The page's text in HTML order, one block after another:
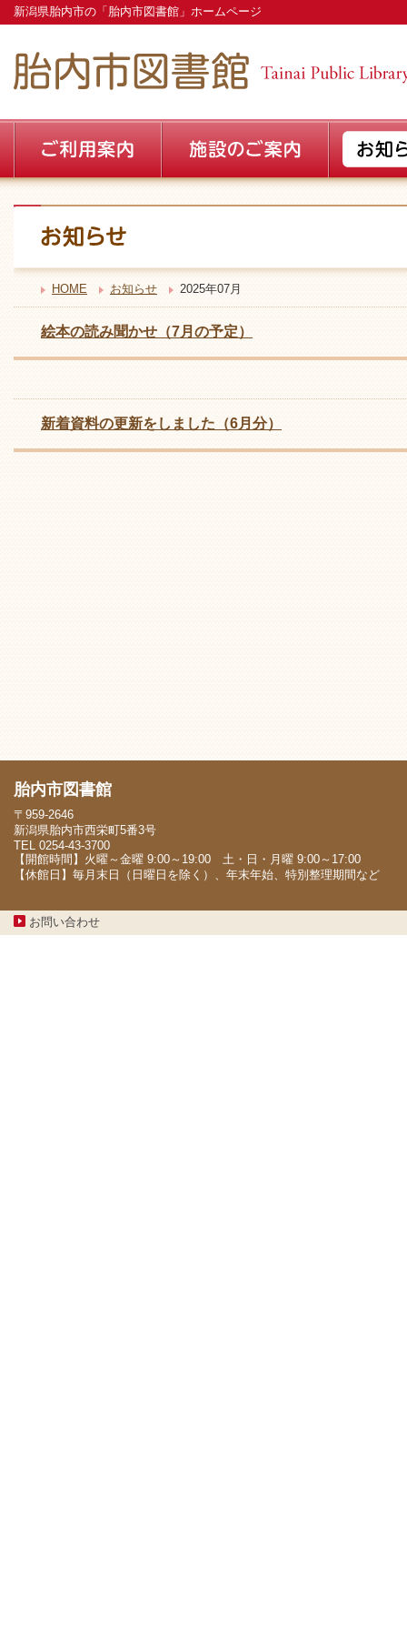
新潟県胎内市の「胎内市図書館」ホームページ
HOME お知らせ 2025年07月
絵本の読み聞かせ（7月の予定）
新着資料の更新をしました（6月分）
胎内市図書館
〒959-2646
新潟県胎内市西栄町5番3号
TEL 0254-43-3700
【開館時間】火曜～金曜 9:00～19:00 土・日・月曜 9:00～17:00
【休館日】毎月末日（日曜日を除く）、年末年始、特別整理期間など
お問い合わせ